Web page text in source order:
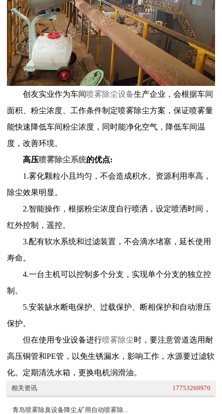
创友实业作为车间喷雾除尘设备生产企业，会根据车间
面积、粉尘浓度、工作条件制定喷雾除尘方案，保证喷雾量
能快速降低车间粉尘浓度，同时能净化空气，降低车间温
度，改善环境。
高压喷雾除尘系统的优点:
1.雾化颗粒小且均匀，不会造成积水。资源利用率高，
除尘效果明显。
2.智能操作，根据粉尘浓度自行喷洒，设定喷洒时间，
红外控制，遥控。
3.配有软水系统和过滤装置，不会滴水堵塞，延长使用
寿命。
4.一台主机可以控制多个分支，实现单个分支的独立控
制。
5.安装缺水断电保护、过载保护、断相保护和自动泄压
保护。
但在使用专业设备进行喷雾除尘时，要注意管道选用耐
高压铜管和PE管，以免生锈漏水，影响工作， 水源要过滤软
化。 定期清洗水箱，更换电机润滑油。
相关资讯 17753269970
青岛喷雾除臭设备降尘,矿用自动喷雾除...